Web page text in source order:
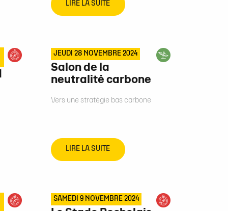
LIRE LA SUITE
JEUDI 28 NOVEMBRE 2024
Salon de la
neutralité carbone
Vers une stratégie bas carbone
LIRE LA SUITE
SAMEDI 9 NOVEMBRE 2024